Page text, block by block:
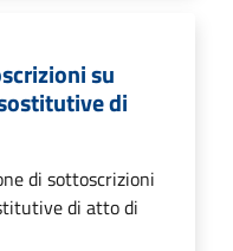
su
di
di sottoscrizioni
di atto di